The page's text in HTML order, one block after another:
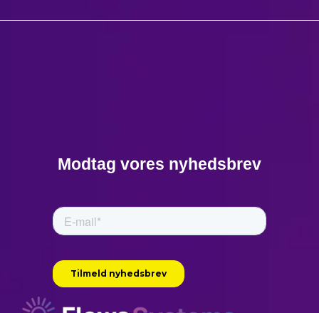
Modtag vores nyhedsbrev